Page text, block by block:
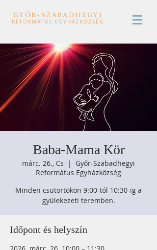
GYŐR-SZABADHEGYI
REFORMÁTUS EGYHÁZKÖZSÉG
Baba-Mama Kör
márc. 26., Cs
  |
Győr-Szabadhegyi
Református Egyházközség
Minden csütörtökön 9:00-tól 10:30-ig a
gyülekezeti teremben.
Időpont és helyszín